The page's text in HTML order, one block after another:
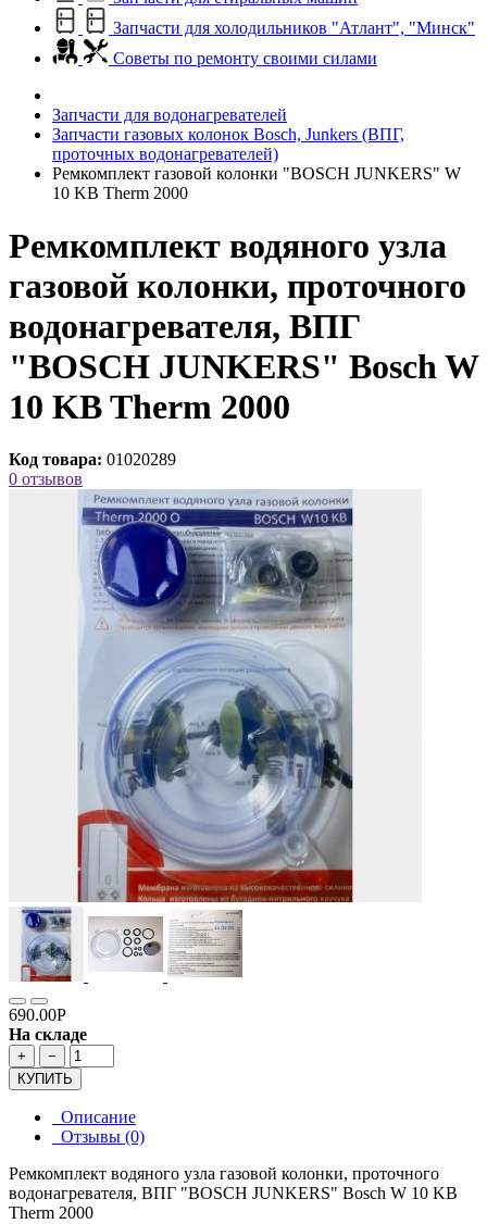
Запчасти для холодильников "Атлант", "Минск"
Советы по ремонту своими силами
Запчасти для водонагревателей
Запчасти газовых колонок Bosch, Junkers (ВПГ,
проточных водонагревателей)
Ремкомплект газовой колонки "BOSCH JUNKERS" W
10 KB Therm 2000
Ремкомплект водяного узла
газовой колонки, проточного
водонагревателя, ВПГ
"BOSCH JUNKERS" Bosch W
10 KB Therm 2000
Код товара: 01020289
0 отзывов
690.00Р
На складе
+
−
КУПИТЬ
Описание
Отзывы (0)
Ремкомплект водяного узла газовой колонки, проточного
водонагревателя, ВПГ "BOSCH JUNKERS" Bosch W 10 KB
Therm 2000